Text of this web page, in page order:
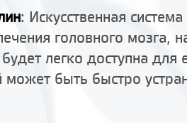
: Искусственная система
головного мозга,
легко доступна для
быть быстро